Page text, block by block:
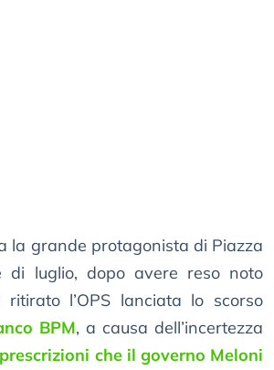
la grande protagonista di Piazza
di luglio, dopo avere reso noto
l’OPS lanciata lo scorso
BPM, a causa dell’incertezza
prescrizioni che il governo Meloni